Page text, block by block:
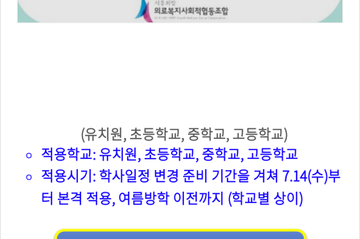
(유치원, 초등학교, 중학교, 고등학교)
적용학교: 유치원, 초등학교, 중학교, 고등학교
적용시기: 학사일정 변경 준비 기간을 겨쳐 7.14(수)부
터 본격 적용, 여름방학 이전까지 (학교별 상이)